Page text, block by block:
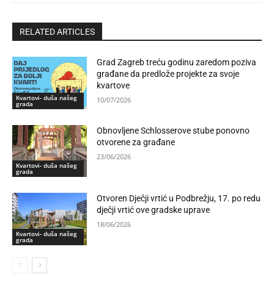
RELATED ARTICLES
Kvartovi- duša našeg
grada
Grad Zagreb treću godinu zaredom poziva
građane da predlože projekte za svoje
kvartove
10/07/2026
Kvartovi- duša našeg
grada
Obnovljene Schlosserove stube ponovno
otvorene za građane
23/06/2026
Kvartovi- duša našeg
grada
Otvoren Dječji vrtić u Podbrežju, 17. po redu
dječji vrtić ove gradske uprave
18/06/2026